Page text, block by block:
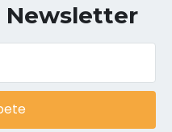
Newsletter